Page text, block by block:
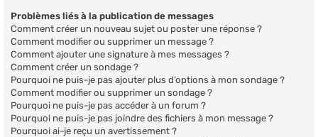
Problèmes liés à la publication de messages
Comment créer un nouveau sujet ou poster une réponse ?
Comment modifier ou supprimer un message ?
Comment ajouter une signature à mes messages ?
Comment créer un sondage ?
Pourquoi ne puis-je pas ajouter plus d’options à mon sondage ?
Comment modifier ou supprimer un sondage ?
Pourquoi ne puis-je pas accéder à un forum ?
Pourquoi ne puis-je pas joindre des fichiers à mon message ?
Pourquoi ai-je reçu un avertissement ?